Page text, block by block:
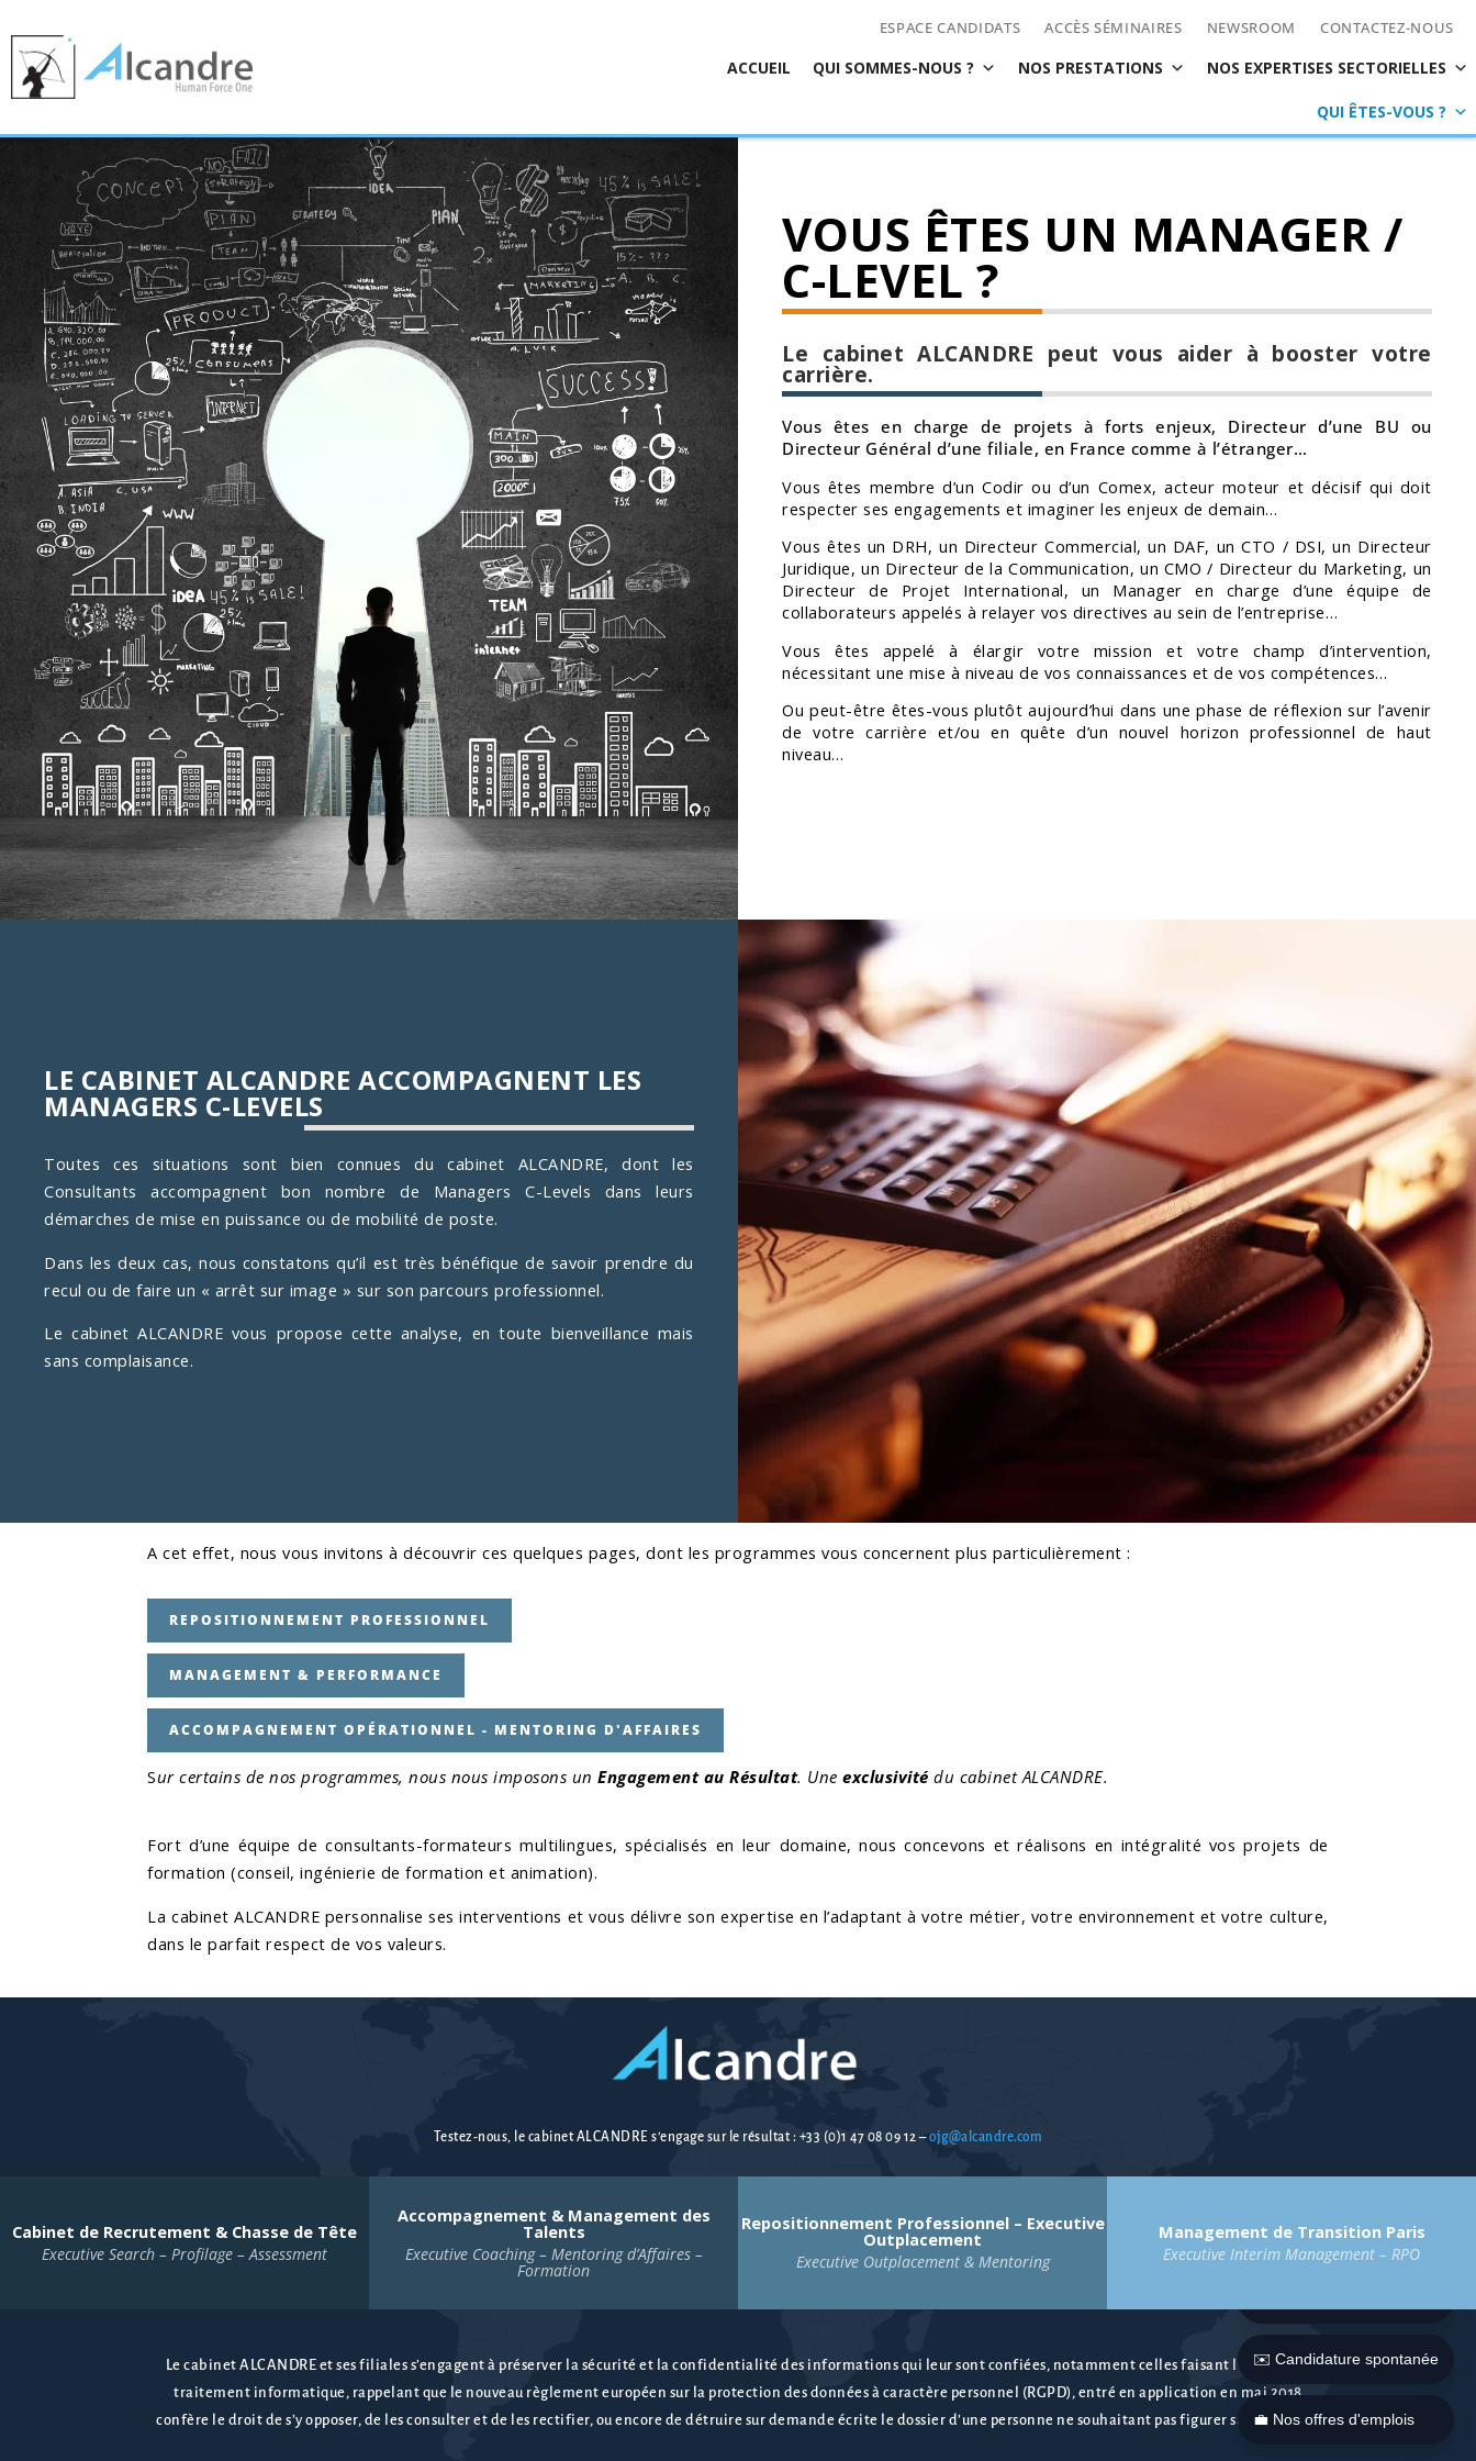
ESPACE CANDIDATS ACCÈS SÉMINAIRES NEWSROOM CONTACTEZ-NOUS
ACCUEIL QUI SOMMES-NOUS ? NOS PRESTATIONS NOS EXPERTISES SECTORIELLES
QUI ÊTES-VOUS ?
VOUS ÊTES UN MANAGER /
C-LEVEL ?
Le cabinet ALCANDRE peut vous aider à booster votre
carrière.
Vous êtes en charge de projets à forts enjeux, Directeur d’une BU ou
Directeur Général d’une filiale, en France comme à l’étranger…
Vous êtes membre d’un Codir ou d’un Comex, acteur moteur et décisif qui doit
respecter ses engagements et imaginer les enjeux de demain…
Vous êtes un DRH, un Directeur Commercial, un DAF, un CTO / DSI, un Directeur
Juridique, un Directeur de la Communication, un CMO / Directeur du Marketing, un
Directeur de Projet International, un Manager en charge d’une équipe de
collaborateurs appelés à relayer vos directives au sein de l’entreprise…
Vous êtes appelé à élargir votre mission et votre champ d’intervention,
nécessitant une mise à niveau de vos connaissances et de vos compétences…
Ou peut-être êtes-vous plutôt aujourd’hui dans une phase de réflexion sur l’avenir
de votre carrière et/ou en quête d’un nouvel horizon professionnel de haut
niveau…
LE CABINET ALCANDRE ACCOMPAGNENT LES
MANAGERS C-LEVELS
Toutes ces situations sont bien connues du cabinet ALCANDRE, dont les
Consultants accompagnent bon nombre de Managers C-Levels dans leurs
démarches de mise en puissance ou de mobilité de poste.
Dans les deux cas, nous constatons qu’il est très bénéfique de savoir prendre du
recul ou de faire un « arrêt sur image » sur son parcours professionnel.
Le cabinet ALCANDRE vous propose cette analyse, en toute bienveillance mais
sans complaisance.
A cet effet, nous vous invitons à découvrir ces quelques pages, dont les programmes vous concernent plus particulièrement :
REPOSITIONNEMENT PROFESSIONNEL
MANAGEMENT & PERFORMANCE
ACCOMPAGNEMENT OPÉRATIONNEL - MENTORING D'AFFAIRES
Sur certains de nos programmes, nous nous imposons un Engagement au Résultat. Uneexclusivité du cabinet ALCANDRE.
Fort d’une équipe de consultants-formateurs multilingues, spécialisés en leur domaine, nous concevons et réalisons en intégralité vos projets de
formation (conseil, ingénierie de formation et animation).
La cabinet ALCANDRE personnalise ses interventions et vous délivre son expertise en l’adaptant à votre métier, votre environnement et votre culture,
dans le parfait respect de vos valeurs.
Testez-nous, le cabinet ALCANDRE s’engage sur le résultat : +33 (0)1 47 08 09 12–ojg@alcandre.com
Cabinet de Recrutement & Chasse de Tête
Executive Search – Profilage – Assessment
Accompagnement & Management des
Talents
Executive Coaching – Mentoring d’Affaires –
Formation
Repositionnement Professionnel – Executive
Outplacement
Executive Outplacement & Mentoring
Management de Transition Paris
Executive Interim Management – RPO
Le cabinet ALCANDRE et ses filiales s’engagent à préserver la sécurité et la confidentialité des informations qui leur sont confiées, notamment celles faisant l’objet d’un
traitement informatique, rappelant que le nouveau règlement européen sur la protection des données à caractère personnel (RGPD), entré en application en mai 2018
confère le droit de s’y opposer, de les consulter et de les rectifier, ou encore de détruire sur demande écrite le dossier d’une personne ne souhaitant pas figurer sur nos listes.